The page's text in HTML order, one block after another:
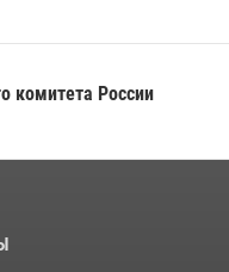
комитета России